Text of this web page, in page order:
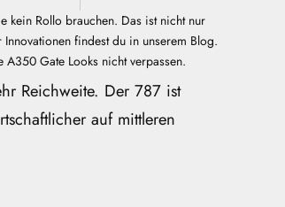
kein Rollo brauchen. Das ist nicht nur
Innovationen findest du in unserem Blog.
A350 Gate Looks nicht verpassen.
Reichweite. Der 787 ist
auf mittleren